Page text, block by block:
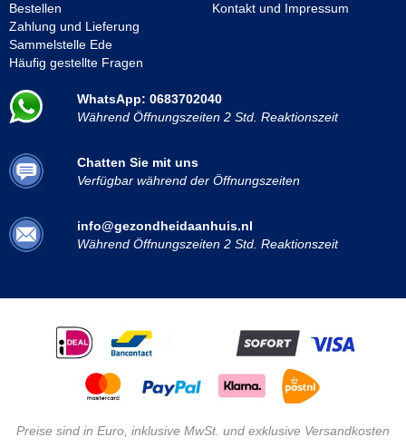
Bestellen
Zahlung und Lieferung
Sammelstelle Ede
Häufig gestellte Fragen
Kontakt und Impressum
WhatsApp: 0683702040
Während Öffnungszeiten 2 Std. Reaktionszeit
Chatten Sie mit uns
Verfügbar während der Öffnungszeiten
info@gezondheidaanhuis.nl
Während Öffnungszeiten 2 Std. Reaktionszeit
Preise sind in Euro, inklusive MwSt. und exklusive Versandkosten